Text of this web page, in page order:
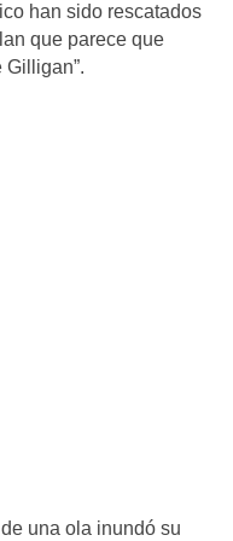
han sido rescatados
que parece que
Gilligan”.
una ola inundó su